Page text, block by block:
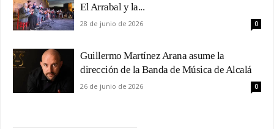
El Arrabal y la...
28 de junio de 2026 0
Guillermo Martínez Arana asume la
dirección de la Banda de Música de Alcalá
26 de junio de 2026 0